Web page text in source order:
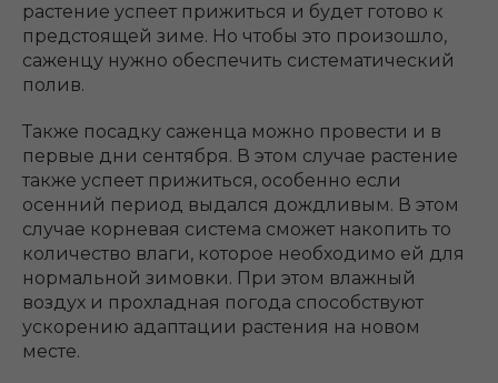
растение успеет прижиться и будет готово к
предстоящей зиме. Но чтобы это произошло,
саженцу нужно обеспечить систематический
полив.
Также посадку саженца можно провести и в
первые дни сентября. В этом случае растение
также успеет прижиться, особенно если
осенний период выдался дождливым. В этом
случае корневая система сможет накопить то
количество влаги, которое необходимо ей для
нормальной зимовки. При этом влажный
воздух и прохладная погода способствуют
ускорению адаптации растения на новом
месте.